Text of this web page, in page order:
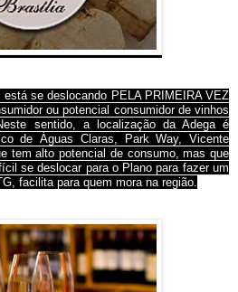
está se deslocando PELA PRIMEIRA VEZ
ou potencial consumidor de vinhos
sentido, a localização da Adega é
de Águas Claras, Park Way, Vicente
tem alto potencial de consumo, mas que
se deslocar para o Plano para fazer um
facilita para quem mora na região.